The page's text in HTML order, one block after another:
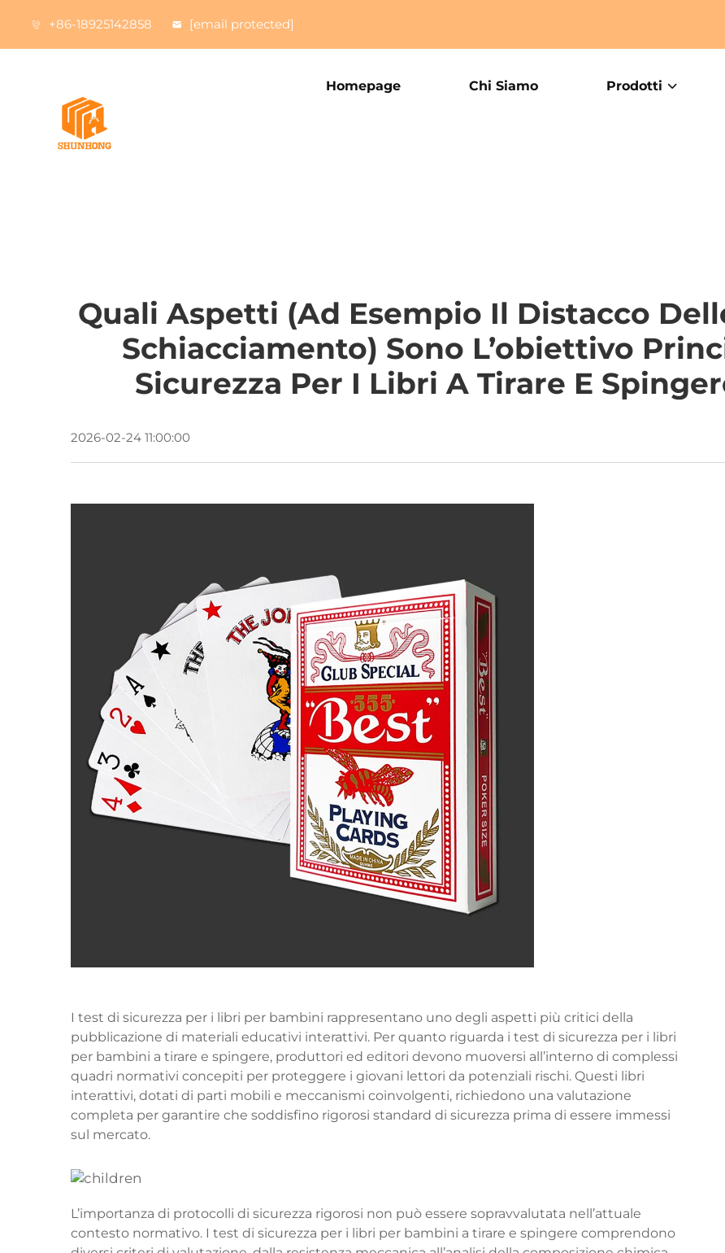
+86-18925142858 [email protected]
Homepage Chi Siamo Prodotti
Quali Aspetti (ad Esempio Il Distacco
Schiacciamento) Sono L’obiettivo
Sicurezza Per I Libri A Tirare E
2026-02-24 11:00:00
I test di sicurezza per i libri per bambini rappresentano uno degli aspetti più critici della
pubblicazione di materiali educativi interattivi. Per quanto riguarda i test di sicurezza per i libri
per bambini a tirare e spingere, produttori ed editori devono muoversi all’interno di complessi
quadri normativi concepiti per proteggere i giovani lettori da potenziali rischi. Questi libri
interattivi, dotati di parti mobili e meccanismi coinvolgenti, richiedono una valutazione
completa per garantire che soddisfino rigorosi standard di sicurezza prima di essere immessi
sul mercato.
L’importanza di protocolli di sicurezza rigorosi non può essere sopravvalutata nell’attuale
contesto normativo. I test di sicurezza per i libri per bambini a tirare e spingere comprendono